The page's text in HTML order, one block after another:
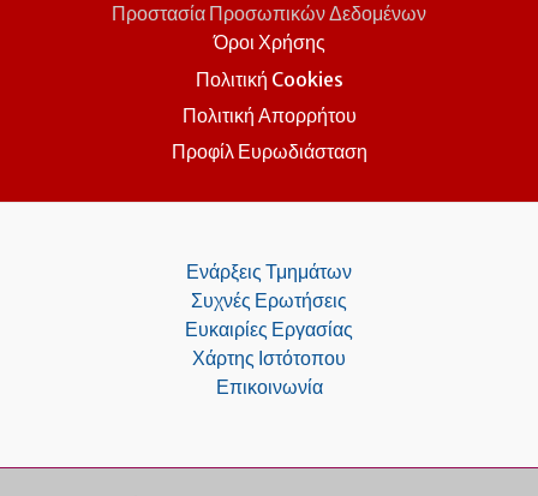
Προστασία Προσωπικών Δεδομένων
Όροι Χρήσης
Πολιτική Cookies
Πολιτική Απορρήτου
Προφίλ Ευρωδιάσταση
Ενάρξεις Τμημάτων
Συχνές Ερωτήσεις
Ευκαιρίες Εργασίας
Χάρτης Ιστότοπου
Επικοινωνία